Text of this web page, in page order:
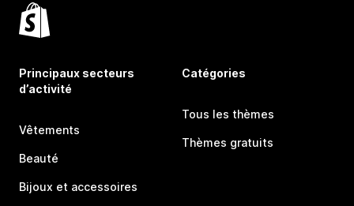
Principaux secteurs
d’activité
Vêtements
Beauté
Bijoux et accessoires
Catégories
Tous les thèmes
Thèmes gratuits